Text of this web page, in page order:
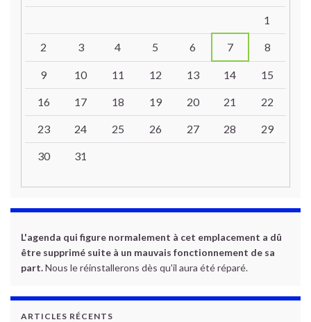
1
2 3 4 5 6 7 8
9 10 11 12 13 14 15
16 17 18 19 20 21 22
23 24 25 26 27 28 29
30 31
L'agenda qui figure normalement à cet emplacement a dû
être supprimé suite à un mauvais fonctionnement de sa
part.Nous le réinstallerons dès qu'il aura été réparé.
ARTICLES RÉCENTS